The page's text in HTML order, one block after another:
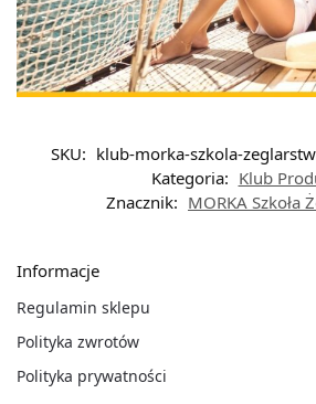
SKU: klub-morka-szkola-
Kategoria: Klub
Znacznik: MORKA Szkoła
Informacje
Regulamin sklepu
Polityka zwrotów
Polityka prywatności